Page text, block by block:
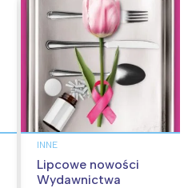
INNE
Lipcowe nowości
Wydawnictwa